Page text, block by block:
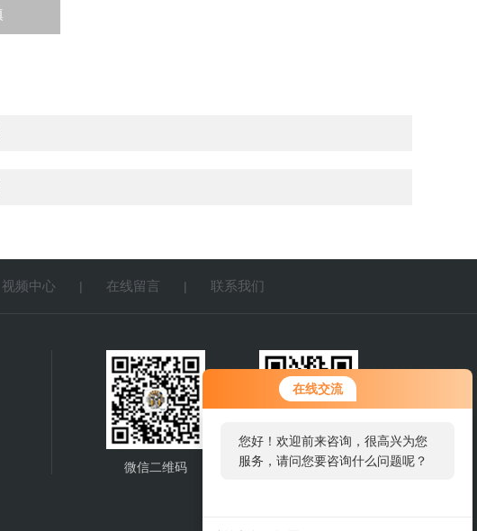
在线交流
您好！欢迎前来咨询，很高兴为您
服务，请问您要咨询什么问题呢？
您好，看您停留很久了，是否找到
了需求产品，您可以直接在线与我
视频中心 | 在线留言 | 联系我们
微信二维码 网站二维码